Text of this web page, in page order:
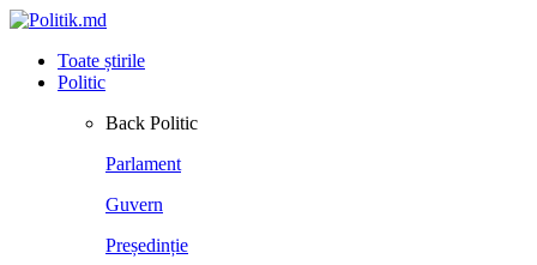
Toate știrile
Politic
Back Politic
Parlament
Guvern
Președinție